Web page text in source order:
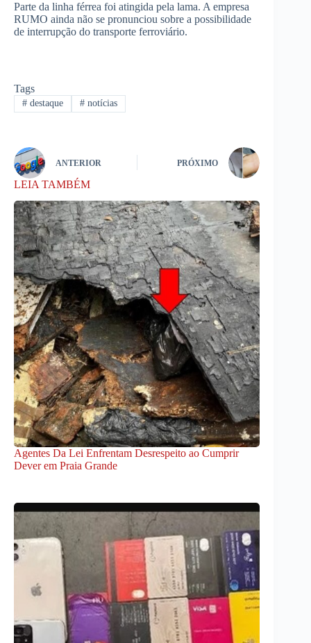
Parte da linha férrea foi atingida pela lama. A empresa
RUMO ainda não se pronunciou sobre a possibilidade
de interrupção do transporte ferroviário.
Tags
#destaque #notícias
ANTERIOR PRÓXIMO
LEIA TAMBÉM
Agentes Da Lei Enfrentam Desrespeito ao Cumprir
Dever em Praia Grande